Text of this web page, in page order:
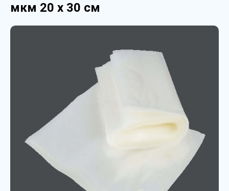
мкм 20 х 30 см